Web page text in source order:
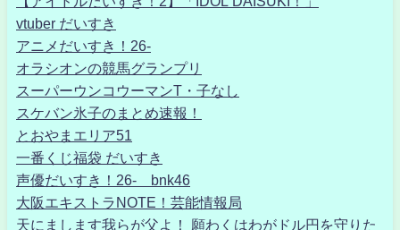
vtuber だいすき
アニメだいすき！26-
オラシオンの競馬グランプリ
スーパーウンコウーマンT・子なし
スケバン氷子のまとめ速報！
とおやまエリア51
一番くじ福袋 だいすき
声優だいすき！26- bnk46
大阪エキストラNOTE！芸能情報局
天にまします我らが父よ！ 願わくはわがドル円を守りた